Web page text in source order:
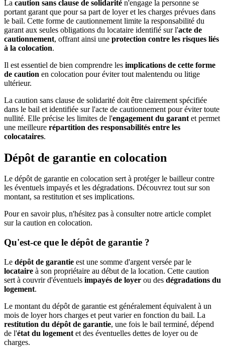
La caution sans clause de solidarité n'engage la personne se
portant garant que pour sa part de loyer et les charges prévues dans
le bail. Cette forme de cautionnement limite la responsabilité du
garant aux seules obligations du locataire identifié sur l'acte de
cautionnement, offrant ainsi une protection contre les risques liés
à la colocation.
Il est essentiel de bien comprendre les implications de cette forme
de caution en colocation pour éviter tout malentendu ou litige
ultérieur.
La caution sans clause de solidarité doit être clairement spécifiée
dans le bail et identifiée sur l'acte de cautionnement pour éviter toute
nullité. Elle précise les limites de l'engagement du garant et permet
une meilleure répartition des responsabilités entre les
colocataires.
Dépôt de garantie en colocation
Le dépôt de garantie en colocation sert à protéger le bailleur contre
les éventuels impayés et les dégradations. Découvrez tout sur son
montant, sa restitution et ses implications.
Pour en savoir plus, n'hésitez pas à consulter notre article complet
sur la caution en colocation.
Qu'est-ce que le dépôt de garantie ?
Le dépôt de garantie est une somme d'argent versée par le
locataire à son propriétaire au début de la location. Cette caution
sert à couvrir d'éventuels impayés de loyer ou des dégradations du
logement.
Le montant du dépôt de garantie est généralement équivalent à un
mois de loyer hors charges et peut varier en fonction du bail. La
restitution du dépôt de garantie, une fois le bail terminé, dépend
de l'état du logement et des éventuelles dettes de loyer ou de
charges.